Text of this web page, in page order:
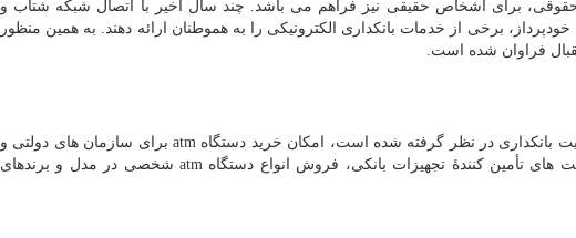
برای اشخاص حقیقی نیز فراهم می باشد. چند سال اخیر با اتصال شبکه شتاب و
برخی از خدمات بانکداری الکترونیکی را به هموطنان ارائه دهند. به همین منظور
فراوان شده است.
بانکداری در نظر گرفته شده است، امکان خرید دستگاهatm برای سازمان های دولتی و
تأمین کنندۀ تجهیزات بانکی، فروش انواع دستگاه atmشخصی در مدل و برندهای